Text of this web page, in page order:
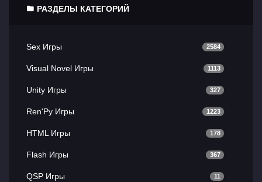
РАЗДЕЛЫ КАТЕГОРИЙ
Sex Игры 2584
Visual Novel Игры 1113
Unity Игры 327
Ren'Py Игры 1223
HTML Игры 178
Flash Игры 367
QSP Игры 11